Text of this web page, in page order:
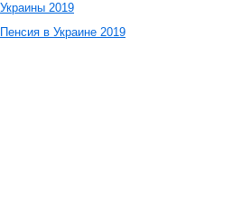
Украины 2019
Пенсия в Украине 2019